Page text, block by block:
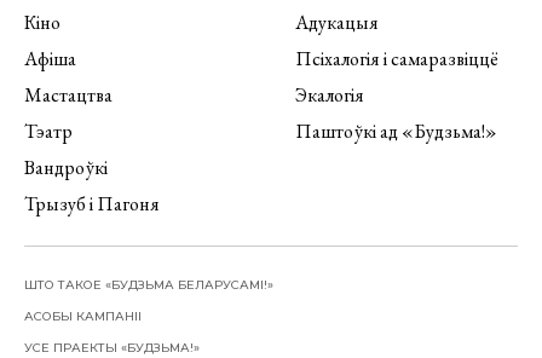
Кіно
Афіша
Мастацтва
Тэатр
Вандроўкі
Трызуб і Пагоня
Адукацыя
Псіхалогія і самаразвіццё
Экалогія
Паштоўкі ад «Будзьма!»
ШТО ТАКОЕ «БУДЗЬМА БЕЛАРУСАМІ!»
АСОБЫ КАМПАНІІ
УСЕ ПРАЕКТЫ «БУДЗЬМА!»